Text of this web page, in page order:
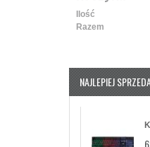
Ilość
Razem
NAJLEPIEJ